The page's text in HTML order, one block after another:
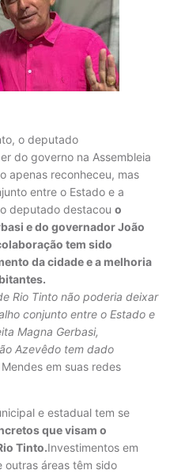
o deputado
do governo na Assembleia
apenas reconheceu, mas
entre o Estado e a
deputado destacou o
e do governador João
tem sido
da cidade e a melhoria
Rio Tinto não poderia deixar
conjunto entre o Estado e
Magna Gerbasi,
Azevêdo tem dado
em suas redes
e estadual tem se
que visam o
Tinto.Investimentos em
outras áreas têm sido